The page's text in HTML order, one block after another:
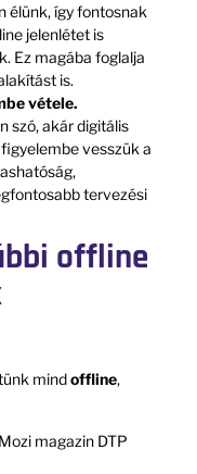
élünk, így fontosnak
jelenlétet is
Ez magába foglalja
is.
vétele.
szó, akár digitális
vesszük a
tervezési
offline
mindoffline,
magazin DTP